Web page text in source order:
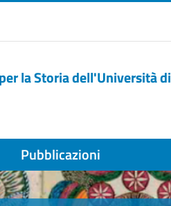
la Storia dell'Università di
Pubblicazioni